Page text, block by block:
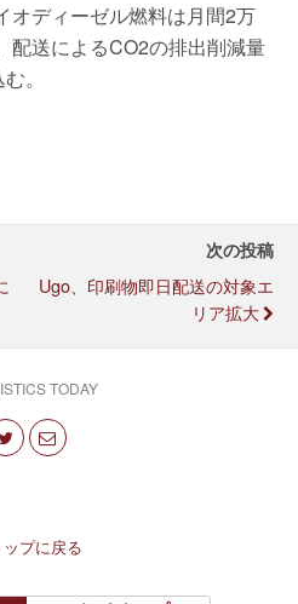
オディーゼル燃料は月間2万
配送によるCO2の排出削減量
。
次の投稿
Ugo、印刷物即日配送の対象エ
リア拡大
TODAY
ップに戻る